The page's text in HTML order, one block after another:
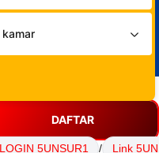
kamar
DAFTAR
LOGIN 5UNSUR1 /
Link